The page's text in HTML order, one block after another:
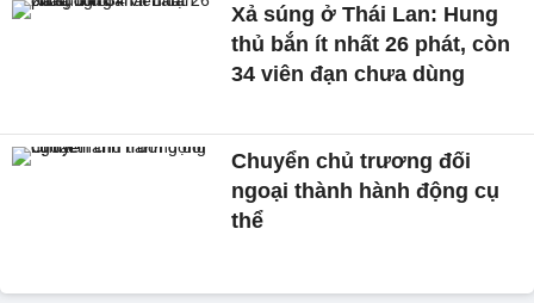
Xả súng ở Thái Lan: Hung
thủ bắn ít nhất 26 phát, còn
34 viên đạn chưa dùng
Chuyển chủ trương đối
ngoại thành hành động cụ
thể